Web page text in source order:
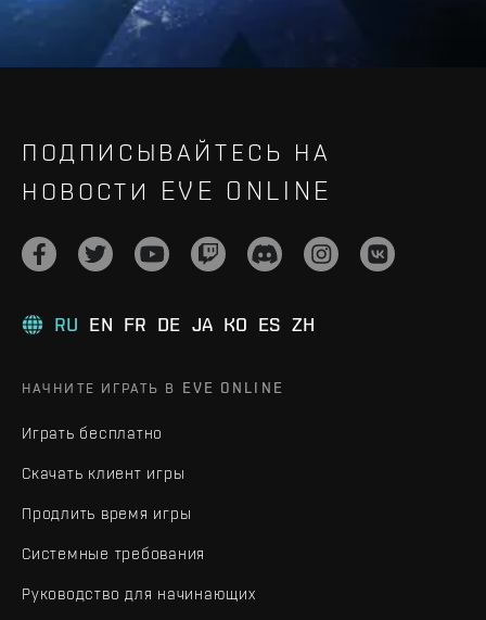
ПОДПИСЫВАЙТЕСЬ НА
НОВОСТИ EVE ONLINE
RU EN FR DE JA KO ES ZH
НАЧНИТЕ ИГРАТЬ В EVE ONLINE
Играть бесплатно
Скачать клиент игры
Продлить время игры
Системные требования
Руководство для начинающих